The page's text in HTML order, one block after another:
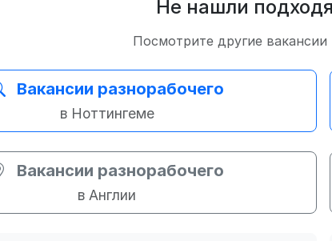
Не нашли
Посмотрите другие
Вакансии разнорабочего
в Ноттингеме
Вакансии разнорабочего
в Англии